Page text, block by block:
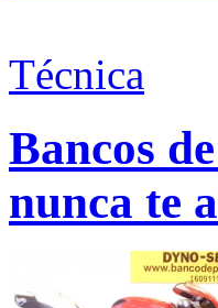
Técnica
Bancos
nunca te